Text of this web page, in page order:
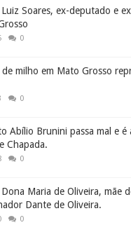
Soares, ex-deputado e
0
de milho em Mato Grosso
0
Abílio Brunini passa mal e é
Chapada.
0
Maria de Oliveira, mãe
Dante de Oliveira.
0